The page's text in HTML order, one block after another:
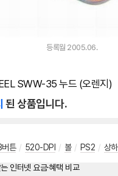
등록월 2005.06.
SWW-35 누드 (오렌지)
된 상품입니다.
버튼 / 520-DPI / 볼 / PS2 / 상하